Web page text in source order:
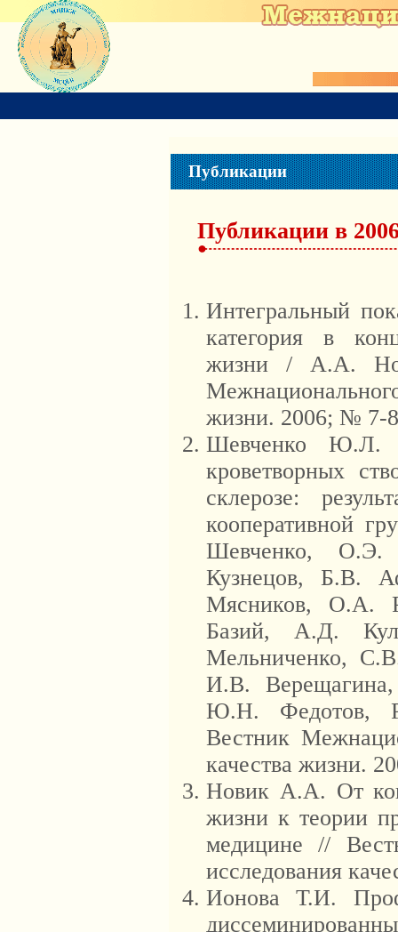
Публикации
Публикации в
Интегральный
категория в
жизни / А.А.
жизни. 2006; № 7-
Шевченко Ю.Л.
кроветворных
склерозе:
кооперативной
Шевченко,
Кузнецов, Б.В.
Мясников, О.А.
Базий, А.Д.
Мельниченко,
И.В.
Ю.Н. Федотов,
Вестник
качества жизни.
Новик А.А. От
жизни к теории
медицине //
исследования
Ионова Т.И.